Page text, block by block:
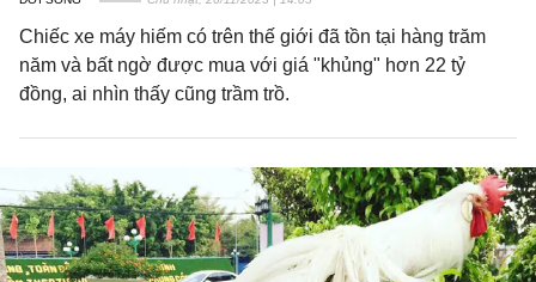
Chiếc xe máy hiếm có trên thế giới đã tồn tại hàng trăm
năm và bất ngờ được mua với giá "khủng" hơn 22 tỷ
đồng, ai nhìn thấy cũng trầm trồ.